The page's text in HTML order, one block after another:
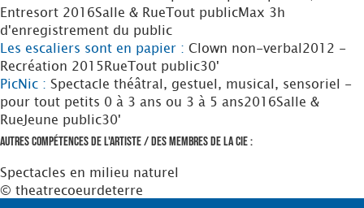
Entresort 2016Salle & RueTout publicMax 3h
d'enregistrement du public
Les escaliers sont en papier : Clown non-verbal2012 -
Recréation 2015RueTout public30'
PicNic : Spectacle théâtral, gestuel, musical, sensoriel -
pour tout petits 0 à 3 ans ou 3 à 5 ans2016Salle &
RueJeune public30'
Autres compétences de l'artiste / des membres de la Cie :
Spectacles en milieu naturel
© theatrecoeurdeterre